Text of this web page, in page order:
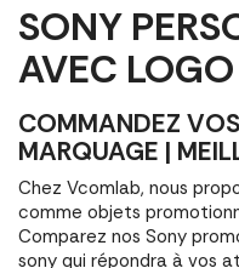
SONY
AVEC LOGO
COMMANDEZ
MARQUAGE |
Chez Vcomlab, nous
comme objets
Comparez nos Sony
sony qui répondra à vos